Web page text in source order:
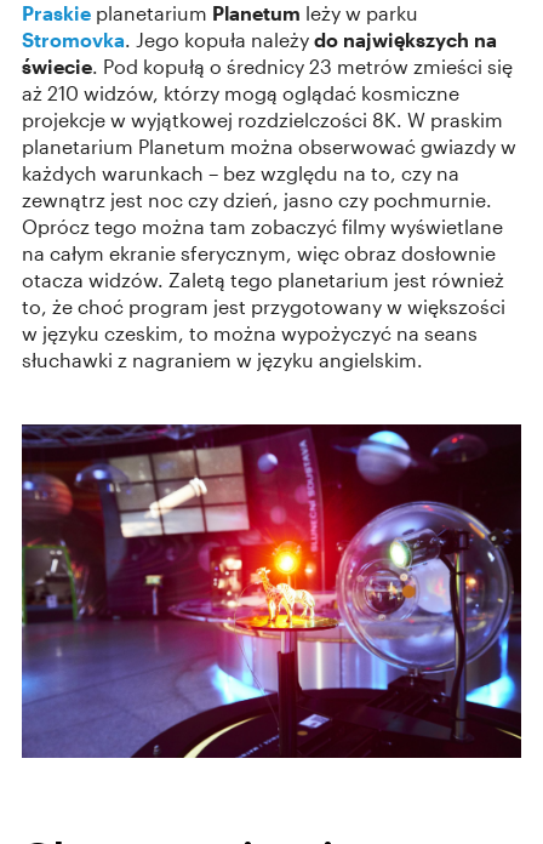
Praskie planetarium Planetum leży w parku
Stromovka. Jego kopuła należy do największych na
świecie. Pod kopułą o średnicy 23 metrów zmieści się
aż 210 widzów, którzy mogą oglądać kosmiczne
projekcje w wyjątkowej rozdzielczości 8K. W praskim
planetarium Planetum można obserwować gwiazdy w
każdych warunkach – bez względu na to, czy na
zewnątrz jest noc czy dzień, jasno czy pochmurnie.
Oprócz tego można tam zobaczyć filmy wyświetlane
na całym ekranie sferycznym, więc obraz dosłownie
otacza widzów. Zaletą tego planetarium jest również
to, że choć program jest przygotowany w większości
w języku czeskim, to można wypożyczyć na seans
słuchawki z nagraniem w języku angielskim.